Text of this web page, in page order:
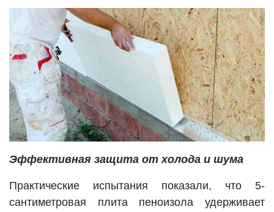
Эффективная защита от холода и шума
Практические испытания показали, что 5-
сантиметровая плита пеноизола удерживает